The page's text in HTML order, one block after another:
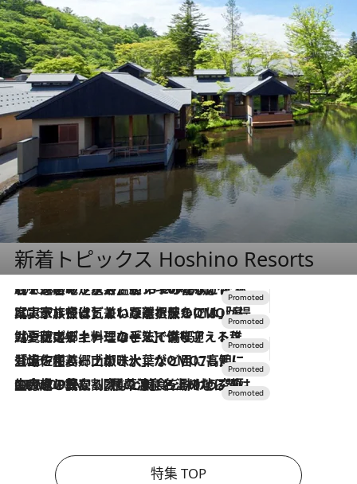
新着トピックス Hoshino Resorts
2026.8.7
【トンボの足水浴】ヒノキの香りに包まれて涼感マックス！約13℃の湧水かけ流しを避暑地「星野温泉 トンボの湯」で体験
2026.7.31
【ホテル帰省】という選択肢をOMOが提案。家族とほどよい距離を保つには「昼は実家、夜は気兼ねなくホテルで！」
2026.7.24
【夏限定ディナーコース】旬を迎える稚鮎や花ズッキーニなどをイタリア・トスカーナの郷土料理の手法で満喫！
2026.7.17
「土佐和ハーブかき氷」がOMO7高知に登場！生姜、山椒、大葉など目にも舌にも涼を呼ぶ郷土の味
2026.7.10
NEW OPEN！【界 草津】名湯の地に誕生。趣の異なる2種の温泉と上州ならではの会席・蕎麦割烹など美食を味わう究極の癒やし旅
特集 TOP